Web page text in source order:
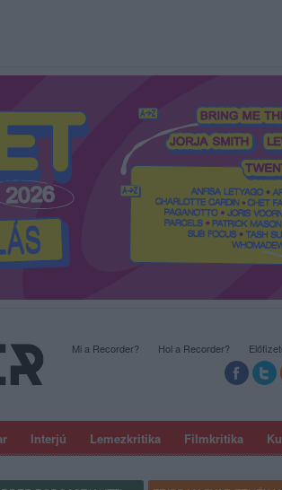
Interjú Lemezkritika Filmkritika
Mi a Recorder? Hol a Recorder?